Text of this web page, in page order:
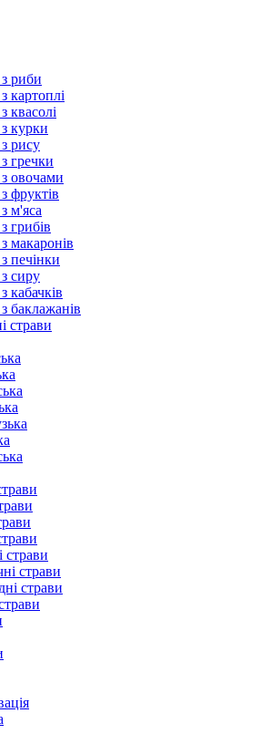
риби
картоплі
квасолі
курки
рису
гречки
овочами
фруктів
м'яса
грибів
макаронів
печінки
сиру
кабачків
баклажанів
страви
страви
страви
страви